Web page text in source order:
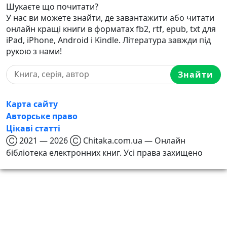
Шукаєте що почитати?
У нас ви можете знайти, де завантажити або читати
онлайн кращі книги в форматах fb2, rtf, epub, txt для
iPad, iPhone, Android і Kindle. Література завжди під
рукою з нами!
Знайти
Карта сайту
Авторське право
Цікаві статті
Ⓒ 2021 — 2026 Ⓒ Chitaka.com.ua — Онлайн
бібліотека електронних книг. Усі права захищено